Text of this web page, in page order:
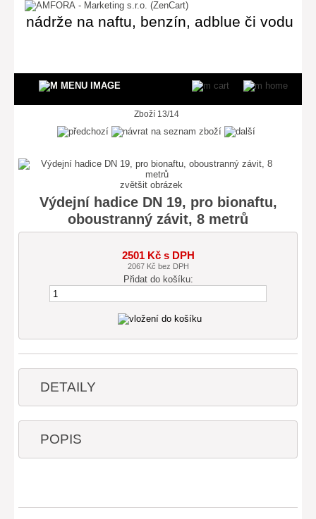
nádrže na naftu, benzín, adblue či vodu
Zboží 13/14
zvětšit obrázek
Výdejní hadice DN 19, pro bionaftu,
oboustranný závit, 8 metrů
2501 Kč s DPH
2067 Kč bez DPH
DETAILY
POPIS